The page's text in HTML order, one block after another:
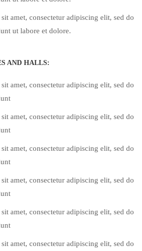
amet, consectetur adipiscing elit, sed do
ut labore et dolore.
AND HALLS:
amet, consectetur adipiscing elit, sed do
amet, consectetur adipiscing elit, sed do
amet, consectetur adipiscing elit, sed do
amet, consectetur adipiscing elit, sed do
amet, consectetur adipiscing elit, sed do
amet, consectetur adipiscing elit, sed do